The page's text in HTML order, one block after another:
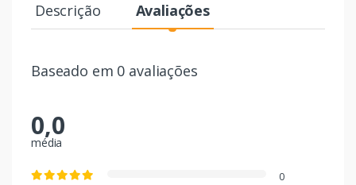
Descrição Avaliações
Baseado em 0 avaliações
0,0
média
0